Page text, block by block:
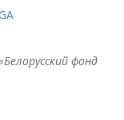
фонд